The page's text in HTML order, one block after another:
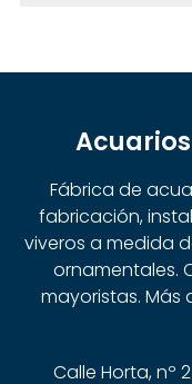
Fábrica de
fabricación,
viveros a medida
ornamentales.
mayoristas. Más
Calle Horta, nº